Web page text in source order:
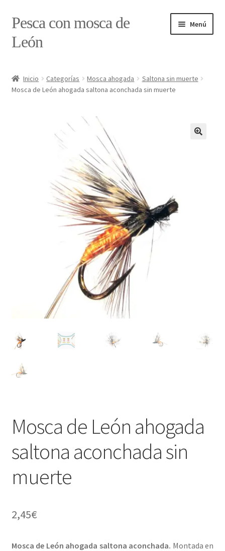
Ir
a
Ir
al
contenido
Pesca con mosca de
León
Menú
#7897 (sin título)
Estado de tramos de pesca
Formulario de contacto
Realizar pedido
Regístrate al canal de noticias
Resultados en pesca con mosca de León
Inicio Categorías Mosca ahogada
Saltona sin muerte
Mosca de León ahogada saltona aconchada sin muerte
Mosca de León ahogada
saltona aconchada sin
muerte
2,45€
Mosca de León ahogada saltona aconchada. Montada en